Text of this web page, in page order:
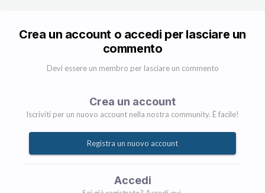
Crea un account o accedi per lasciare un
commento
Devi essere un membro per lasciare un commento
Crea un account
Iscriviti per un nuovo account nella nostra community. È facile!
Registra un nuovo account
Accedi